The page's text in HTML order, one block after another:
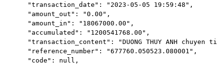
"transaction_date" : "2023-05-05 19:59:48" ,
"amount_out" : "0.00" ,
"amount_in" : "18067000.00" ,
"accumulated" : "1200541768.00" ,
"transaction_content" :
"DUONG THUY ANH chuyen
"reference_number" : "677760.050523.080001" ,
"code" : null ,